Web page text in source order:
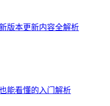
版本更新内容全解析
能看懂的入门解析